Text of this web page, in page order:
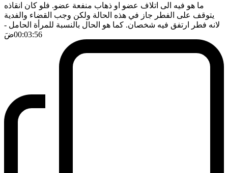
ما هو فيه الى اتلاف عضو او ذهاب منفعة عضو. فلو كان انقاذه
يتوقف على الفطر جاز في هذه الحالة ولكن وجب القضاء والفدية
لانه فطر ارتفق فيه شخصان. كما هو الحال بالنسبة للمرأة الحامل -
00:03:56ضَ